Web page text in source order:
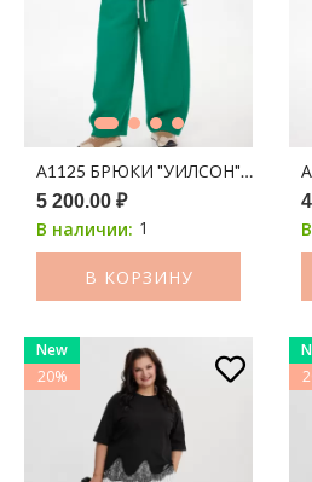
А1125 БРЮКИ "УИЛСОН"
5 200.00 ₽
В наличии: 1
В КОРЗИНУ
New
20%